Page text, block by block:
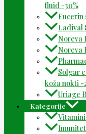
fluid -30%
Eucerin
Ladival
Noreva
Noreva
Solgar
koža nokti -
Uriage
Kategorije
Imunitet